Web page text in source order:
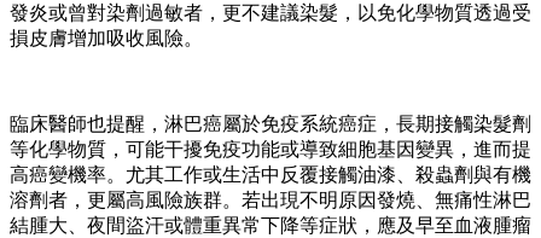
發炎或曾對染劑過敏者，更不建議染髮，以免化學物質透過受
損皮膚增加吸收風險。
臨床醫師也提醒，淋巴癌屬於免疫系統癌症，長期接觸染髮劑
等化學物質，可能干擾免疫功能或導致細胞基因變異，進而提
高癌變機率。尤其工作或生活中反覆接觸油漆、殺蟲劑與有機
溶劑者，更屬高風險族群。若出現不明原因發燒、無痛性淋巴
結腫大、夜間盜汗或體重異常下降等症狀，應及早至血液腫瘤